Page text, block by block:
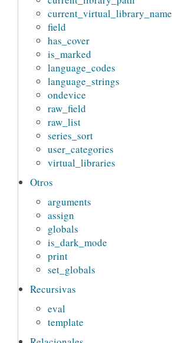
current_virtual_library_name
field
has_cover
is_marked
language_codes
language_strings
ondevice
raw_field
raw_list
series_sort
user_categories
virtual_libraries
Otros
arguments
assign
globals
is_dark_mode
print
set_globals
Recursivas
eval
template